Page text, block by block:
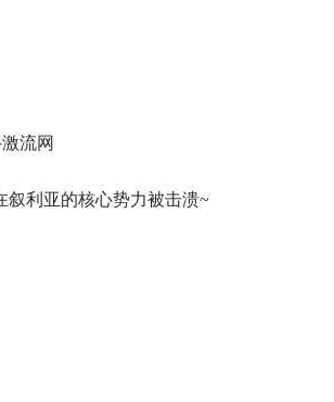
叙利亚的核心势力被击溃~